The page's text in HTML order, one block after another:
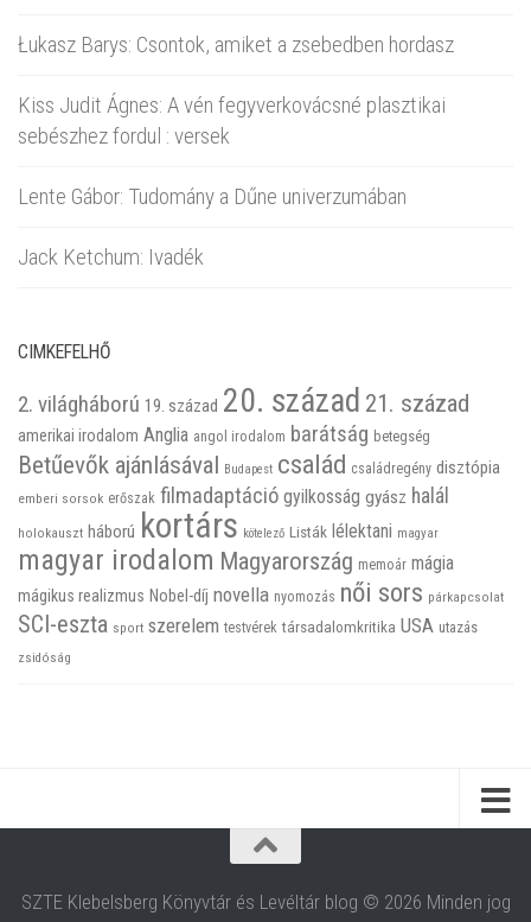
Łukasz Barys: Csontok, amiket a zsebedben hordasz
Kiss Judit Ágnes: A vén fegyverkovácsné plasztikai
sebészhez fordul : versek
Lente Gábor: Tudomány a Dűne univerzumában
Jack Ketchum: Ivadék
CIMKEFELHŐ
2. világháború 19. század 20. század 21. század
amerikai irodalom Anglia angol irodalom barátság betegség
Betűevők ajánlásával Budapest család családregény disztópia
emberi sorsok erőszak filmadaptáció gyilkosság gyász halál
holokauszt háború kortárs kötelező Listák lélektani magyar
magyar irodalom Magyarország memoár mágia
mágikus realizmus Nobel-díj novella nyomozás női sors párkapcsolat
SCI-eszta sport szerelem testvérek társadalomkritika USA utazás
zsidóság
SZTE Klebelsberg Könyvtár és Levéltár blog © 2026 Minden jog